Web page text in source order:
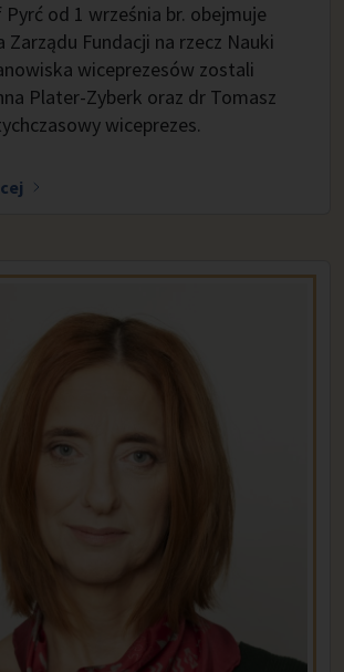
od 1 września br. obejmuje
Zarządu Fundacji na rzecz Nauki
wiceprezesów zostali
Plater-Zyberk oraz dr Tomasz
wiceprezes.